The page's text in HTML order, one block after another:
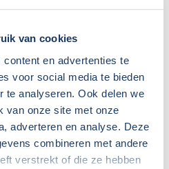
van cookies
en advertenties te
voor social media te bieden
te analyseren. Ook delen we
van onze site met onze
adverteren en analyse. Deze
combineren met andere
verstrekt of die ze hebben